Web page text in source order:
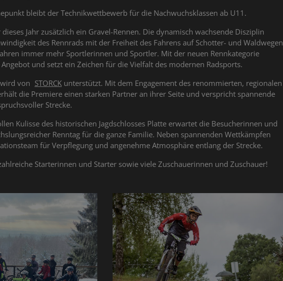
bleibt der Technikwettbewerb für die Nachwuchsklassen ab U11.
Jahr zusätzlich ein Gravel-Rennen. Die dynamisch wachsende Disziplin
des Rennrads mit der Freiheit des Fahrens auf Schotter- und Waldwegen
immer mehr Sportlerinnen und Sportler. Mit der neuen Rennkategorie
und setzt ein Zeichen für die Vielfalt des modernen Radsports.
von STORCKunterstützt. Mit dem Engagement des renommierten, regionalen
die Premiere einen starken Partner an ihrer Seite und verspricht spannende
Strecke.
Kulisse des historischen Jagdschlosses Platte erwartet die Besucherinnen und
Renntag für die ganze Familie. Neben spannenden Wettkämpfen
für Verpflegung und angenehme Atmosphäre entlang der Strecke.
Starterinnen und Starter sowie viele Zuschauerinnen und Zuschauer!